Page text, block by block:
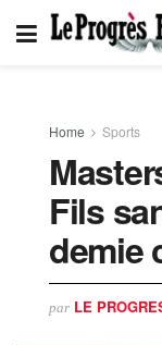
Home Sports
Fils
demie
par LE